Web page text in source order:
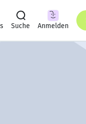
Suche Anmelden